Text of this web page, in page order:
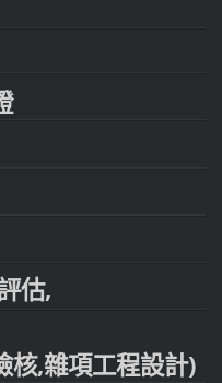
估,
核,雜項工程設計)